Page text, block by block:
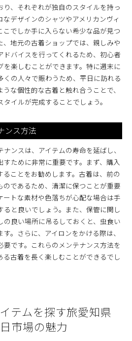
、それぞれが独自のスタイルを持っ
デザインのシャツやアメリカンヴィ
こでしか手に入らない希少な品が見つ
、地元の古着ショップでは、親しみや
ドバイスを行ってくれるため、初心者
を楽しむことができます。特に週末に
くの人々で賑わうため、平日に訪れる
な個性的な古着と触れ合うことで、
イルが完成することでしょう。
ンス方法
ンスは、アイテムの寿命を延ばし、
すために非常に重要です。まず、購入
ことをお勧めします。古着は、前の
のであるため、清潔に保つことが重要
ートな素材や色落ちが心配な場合は手
と良いでしょう。また、保管に関し
の良い場所に吊るしておくと、虫食い
。さらに、アイロンをかける際は、
です。これらのメンテナンス方法を
る古着を長く楽しむことができるでし
テムを探す旅愛知県
市場の魅力